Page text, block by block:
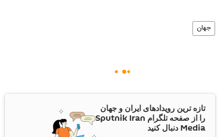
جهان
تازه ترین رویدادهای ایران و جهان
را از صفحه تلگرام Sputnik Iran
Media دنبال کنید